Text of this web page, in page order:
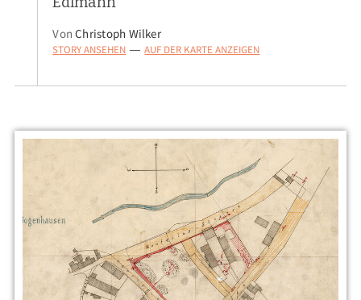
VonChristoph Wilker
STORY ANSEHEN — AUF DER KARTE ANZEIGEN